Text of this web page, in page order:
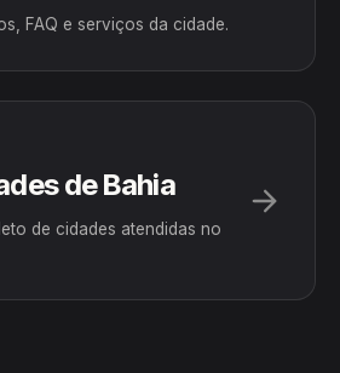
FAQ e serviços da cidade.
de Bahia
de cidades atendidas no